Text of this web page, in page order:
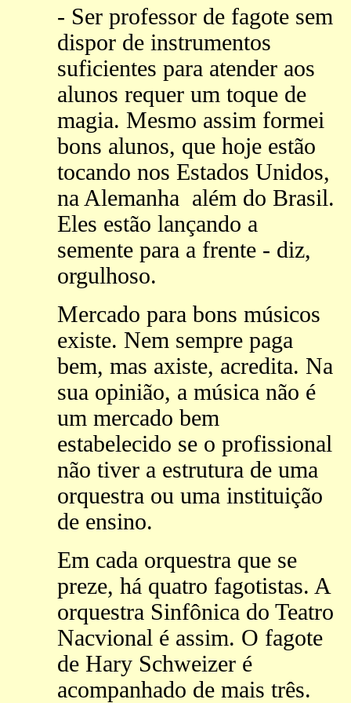
- Ser professor de fagote sem
dispor de instrumentos
suficientes para atender aos
alunos requer um toque de
magia. Mesmo assim formei
bons alunos, que hoje estão
tocando nos Estados Unidos,
na Alemanha além do Brasil.
Eles estão lançando a
semente para a frente - diz,
orgulhoso.
Mercado para bons músicos
existe. Nem sempre paga
bem, mas axiste, acredita. Na
sua opinião, a música não é
um mercado bem
estabelecido se o profissional
não tiver a estrutura de uma
orquestra ou uma instituição
de ensino.
Em cada orquestra que se
preze, há quatro fagotistas. A
orquestra Sinfônica do Teatro
Nacvional é assim. O fagote
de Hary Schweizer é
acompanhado de mais três.